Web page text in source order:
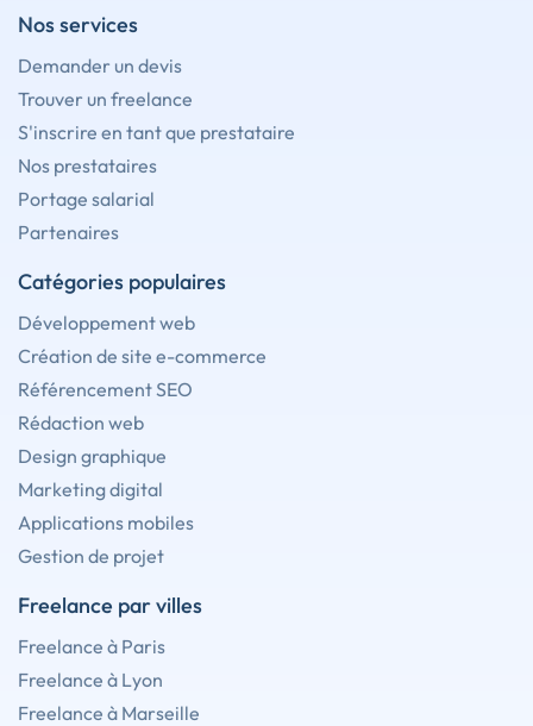
Nos services
Demander un devis
Trouver un freelance
S'inscrire en tant que prestataire
Nos prestataires
Portage salarial
Partenaires
Catégories populaires
Développement web
Création de site e-commerce
Référencement SEO
Rédaction web
Design graphique
Marketing digital
Applications mobiles
Gestion de projet
Freelance par villes
Freelance à Paris
Freelance à Lyon
Freelance à Marseille